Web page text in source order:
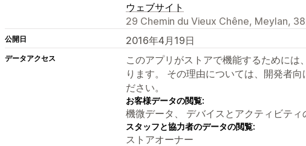
ウェブサイト
29 Chemin du Vieux Chêne, Meylan,
公開日 2016年4月19日
データアクセス
このアプリがストアで機能するために
ります。 その理由については、開発者向
ださい。
お客様データの閲覧:
機微データ、 デバイスとアクティビティ
スタッフと協力者のデータの閲覧:
ストアオーナー